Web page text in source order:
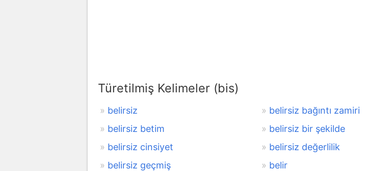
Türetilmiş Kelimeler (bis)
belirsiz belirsiz bağıntı zamiri
belirsiz betim
belirsiz bir şekilde
belirsiz cinsiyet
belirsiz değerlilik
belirsiz geçmiş
belir